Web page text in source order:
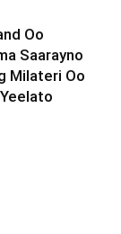
Oo
Saarayno
Milateri Oo